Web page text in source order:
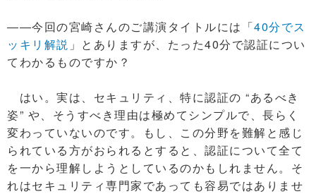
――今回の宮崎さんのご講演タイトルには「40分でス
ッキリ解説 」とありますが、たった40分で認証につい
てわかるものですか？
はい。実は、セキュリティ、特に認証の “あるべき
姿” や、そうすべき理由は極めてシンプルで、長らく
変わっていないのです。もし、この分野を難解と感じ
られている方がおられるとすると、認証について全て
を一から理解しようとしているのかもしれません。そ
れはセキュリティ専門家であっても容易ではありませ